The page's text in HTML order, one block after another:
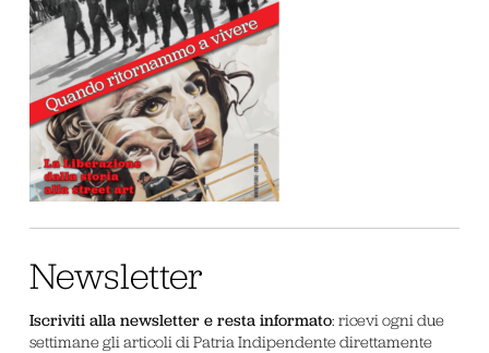
Newsletter
Iscriviti alla newsletter e resta informato: ricevi ogni due
settimane gli articoli di Patria Indipendente direttamente